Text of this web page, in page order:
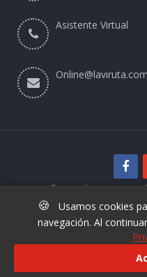
Asistente Virtual
Online@laviruta.com
© 2025 laviruta.com
🍪
Usamos cookies
navegación. Al